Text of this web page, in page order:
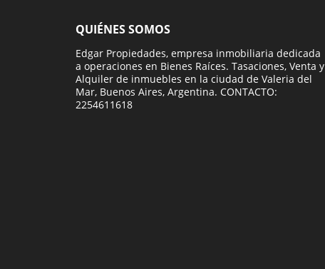
QUIÉNES SOMOS
Edgar Propiedades, empresa inmobiliaria dedicada
a operaciones en Bienes Raíces. Tasaciones, Venta y
Alquiler de inmuebles en la ciudad de Valeria del
Mar, Buenos Aires, Argentina. CONTACTO:
2254611618